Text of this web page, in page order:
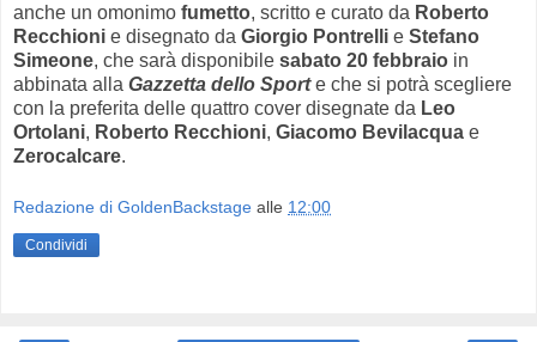
anche un omonimo fumetto, scritto e curato da Roberto
Recchioni e disegnato da Giorgio Pontrelli e Stefano
Simeone, che sarà disponibile sabato 20 febbraio in
abbinata alla Gazzetta dello Sporte che si potrà scegliere
con la preferita delle quattro cover disegnate da Leo
Ortolani, Roberto Recchioni, Giacomo Bevilacqua e
Zerocalcare.
Redazione di GoldenBackstage alle 12:00
Condividi